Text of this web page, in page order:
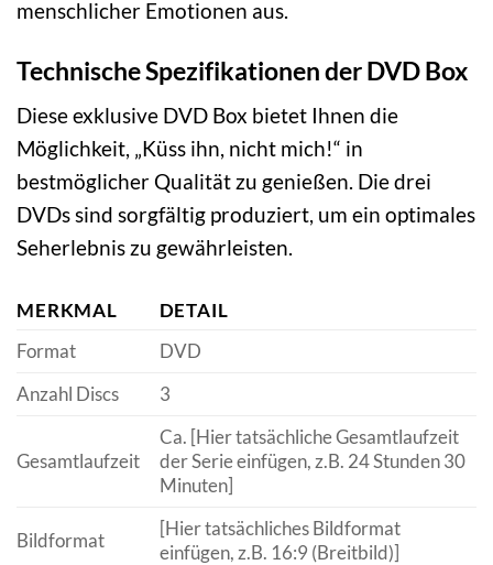
menschlicher Emotionen aus.
Technische Spezifikationen der DVD Box
Diese exklusive DVD Box bietet Ihnen die
Möglichkeit, „Küss ihn, nicht mich!“ in
bestmöglicher Qualität zu genießen. Die drei
DVDs sind sorgfältig produziert, um ein optimales
Seherlebnis zu gewährleisten.
MERKMAL
DETAIL
Format
DVD
Anzahl Discs
3
Gesamtlaufzeit
Ca. [Hier tatsächliche Gesamtlaufzeit
der Serie einfügen, z.B. 24 Stunden 30
Minuten]
Bildformat
[Hier tatsächliches Bildformat
einfügen, z.B. 16:9 (Breitbild)]